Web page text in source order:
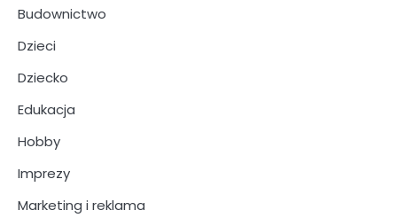
Budownictwo
Dzieci
Dziecko
Edukacja
Hobby
Imprezy
Marketing i reklama